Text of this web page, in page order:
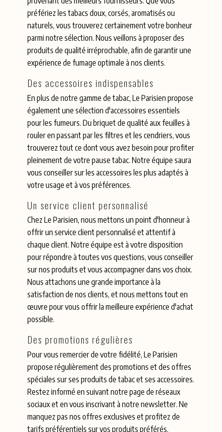
préfériez les tabacs doux, corsés, aromatisés ou
naturels, vous trouverez certainement votre bonheur
parmi notre sélection. Nous veillons à proposer des
produits de qualité irréprochable, afin de garantir une
expérience de fumage optimale à nos clients.
Des accessoires indispensables
En plus de notre gamme de tabac, Le Parisien propose
également une sélection d'accessoires essentiels
pour les fumeurs. Du briquet de qualité aux feuilles à
rouler en passant par les filtres et les cendriers, vous
trouverez tout ce dont vous avez besoin pour profiter
pleinement de votre pause tabac. Notre équipe saura
vous conseiller sur les accessoires les plus adaptés à
votre usage et à vos préférences.
Un service client personnalisé
Chez Le Parisien, nous mettons un point d'honneur à
offrir un service client personnalisé et attentif à
chaque client. Notre équipe est à votre disposition
pour répondre à toutes vos questions, vous conseiller
sur nos produits et vous accompagner dans vos choix.
Nous attachons une grande importance à la
satisfaction de nos clients, et nous mettons tout en
œuvre pour vous offrir la meilleure expérience d'achat
possible.
Des promotions régulières
Pour vous remercier de votre fidélité, Le Parisien
propose régulièrement des promotions et des offres
spéciales sur ses produits de tabac et ses accessoires.
Restez informé en suivant notre page de réseaux
sociaux et en vous inscrivant à notre newsletter. Ne
manquez pas nos offres exclusives et profitez de
tarifs préférentiels sur vos produits préférés.